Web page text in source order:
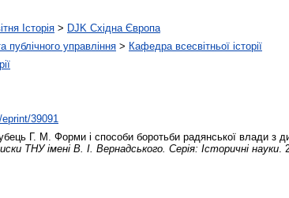
Історія > DJK Східна Європа
публічного управління > Кафедра всесвітньої історії
39091
Г. М. Форми і способи боротьби радянської влади з
ТНУ імені В. І. Вернадського. Серія: Історичні науки.